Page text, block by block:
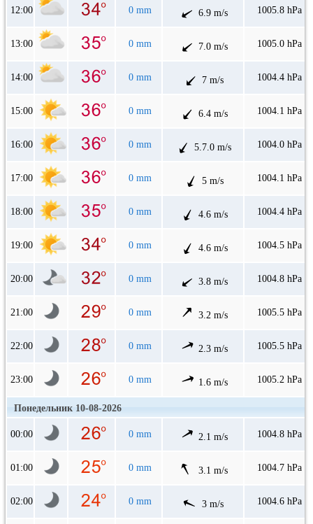
12:00 0 mm 6.9 m/s 1005.8 hPa
13:00 0 mm 7.0 m/s 1005.0 hPa
14:00 0 mm 7 m/s 1004.4 hPa
15:00 0 mm 6.4 m/s 1004.1 hPa
16:00 0 mm 5.7.0 m/s 1004.0 hPa
17:00 0 mm 5 m/s 1004.1 hPa
18:00 0 mm 4.6 m/s 1004.4 hPa
19:00 0 mm 4.6 m/s 1004.5 hPa
20:00 0 mm 3.8 m/s 1004.8 hPa
21:00 0 mm 3.2 m/s 1005.5 hPa
22:00 0 mm 2.3 m/s 1005.5 hPa
23:00 0 mm 1.6 m/s 1005.2 hPa
Понедельник 10-08-2026
00:00 0 mm 2.1 m/s 1004.8 hPa
01:00 0 mm 3.1 m/s 1004.7 hPa
02:00 0 mm 3 m/s 1004.6 hPa